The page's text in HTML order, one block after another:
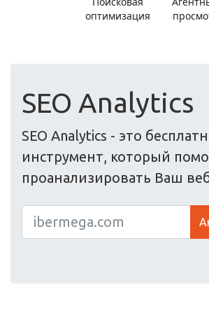
SEO Analytics
SEO Analytics - это
инструмент, который
проанализировать Ваш